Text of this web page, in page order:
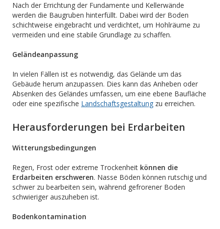
Nach der Errichtung der Fundamente und Kellerwände
werden die Baugruben hinterfüllt. Dabei wird der Boden
schichtweise eingebracht und verdichtet, um Hohlräume zu
vermeiden und eine stabile Grundlage zu schaffen.
Geländeanpassung
In vielen Fällen ist es notwendig, das Gelände um das
Gebäude herum anzupassen. Dies kann das Anheben oder
Absenken des Geländes umfassen, um eine ebene Baufläche
oder eine spezifische Landschaftsgestaltung zu erreichen.
Herausforderungen bei Erdarbeiten
Witterungsbedingungen
Regen, Frost oder extreme Trockenheit können die
Erdarbeiten erschweren. Nasse Böden können rutschig und
schwer zu bearbeiten sein, während gefrorener Boden
schwieriger auszuheben ist.
Bodenkontamination